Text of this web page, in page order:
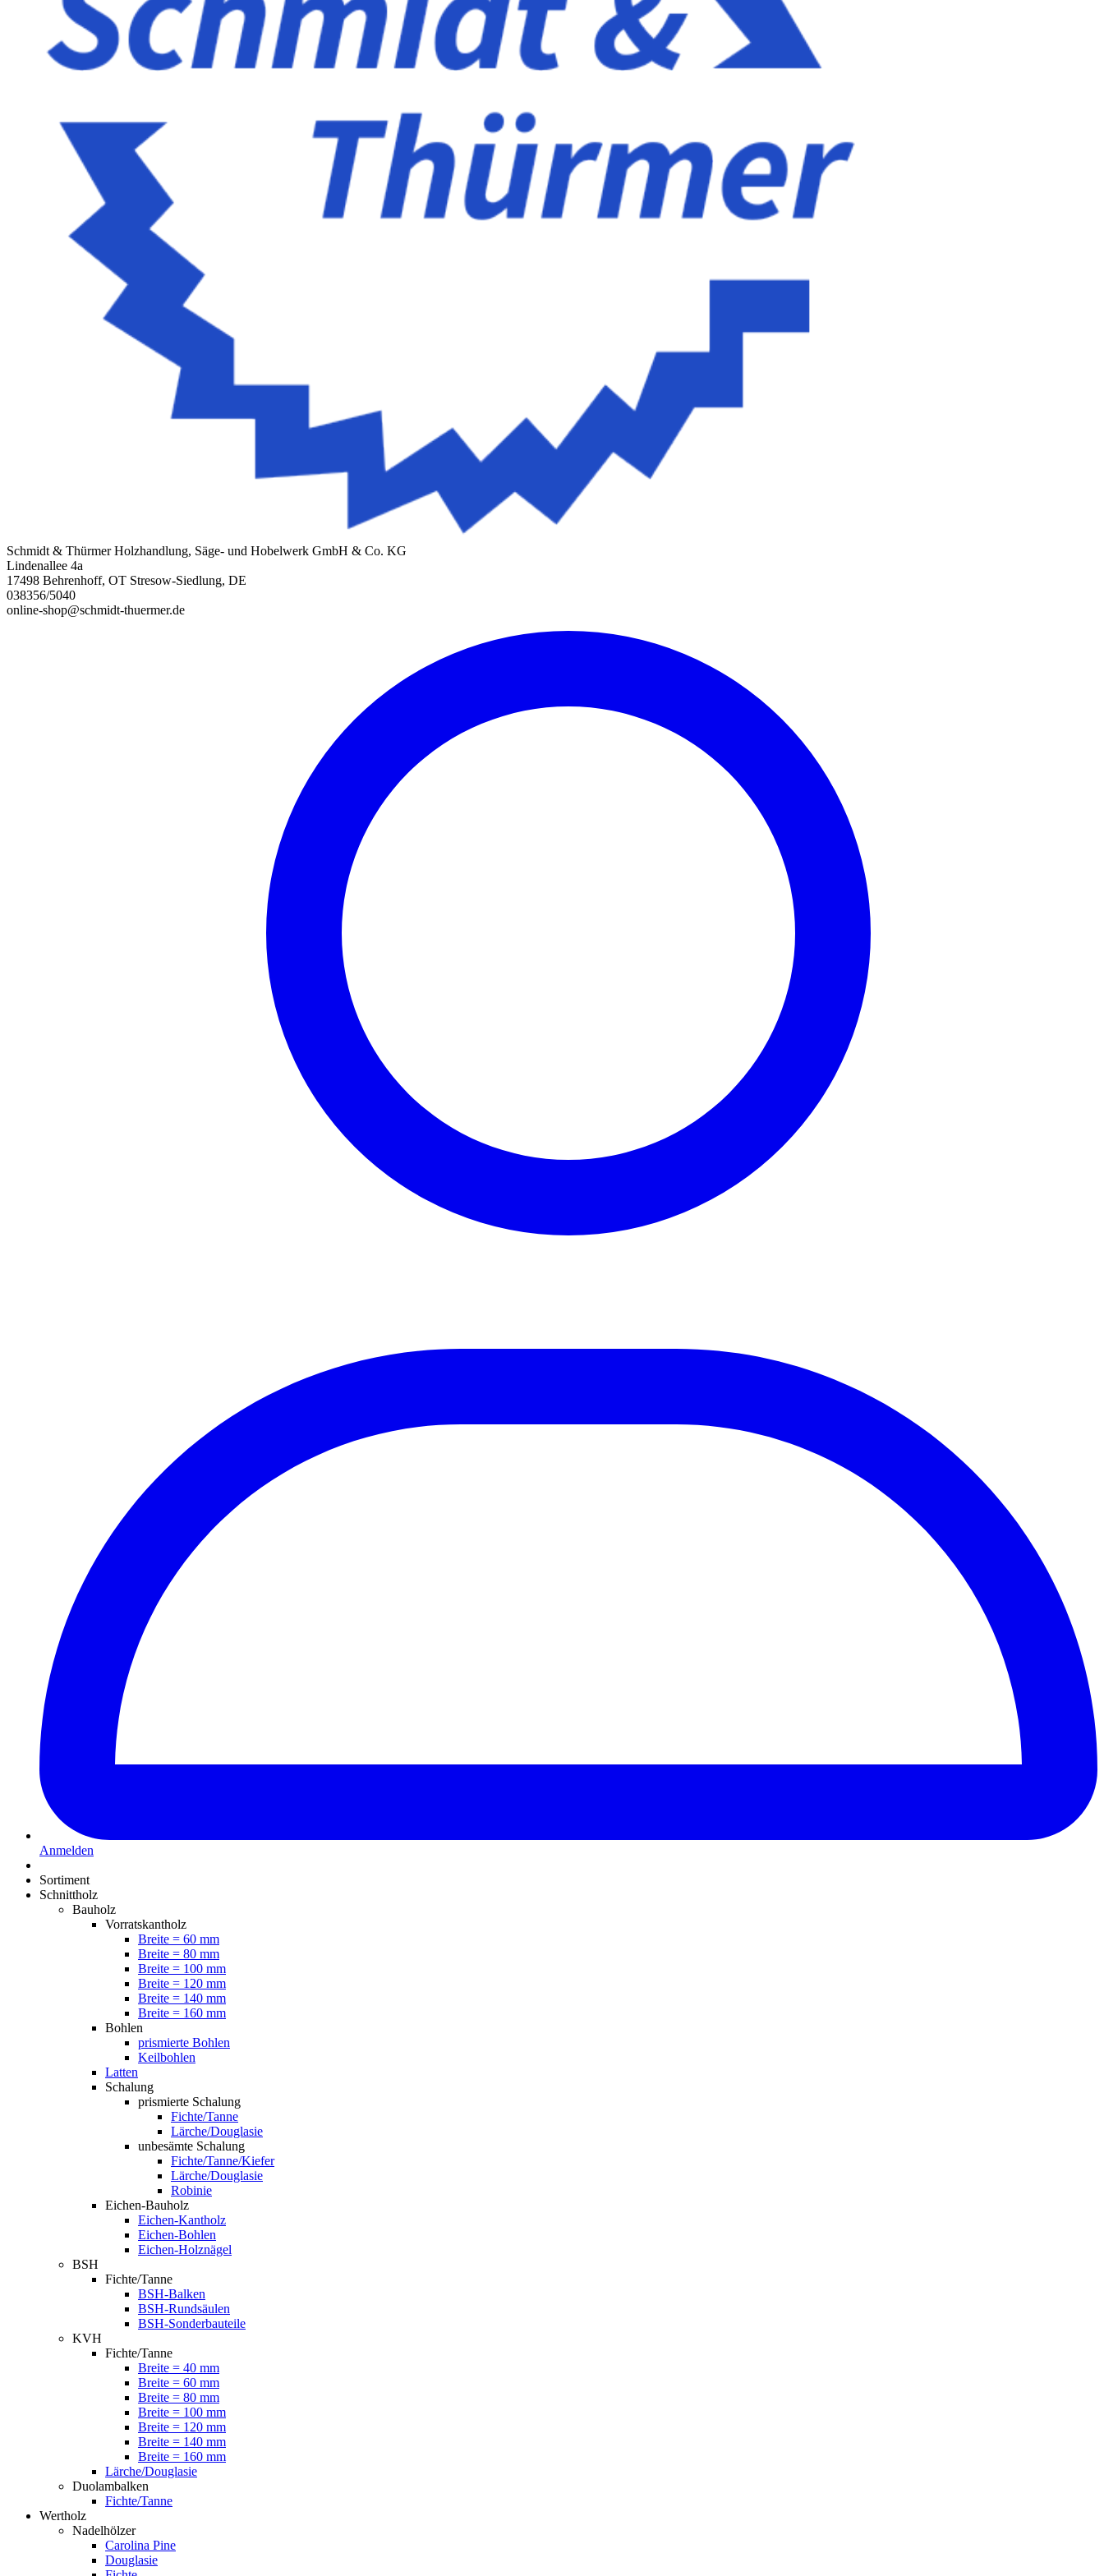
Schmidt & Thürmer Holzhandlung, Säge- und Hobelwerk GmbH & Co. KG
Lindenallee 4a
17498 Behrenhoff, OT Stresow-Siedlung, DE
038356/5040
online-shop@schmidt-thuermer.de
Anmelden
Sortiment
Schnittholz
Bauholz
Vorratskantholz
Breite = 60 mm
Breite = 80 mm
Breite = 100 mm
Breite = 120 mm
Breite = 140 mm
Breite = 160 mm
Bohlen
prismierte Bohlen
Keilbohlen
Latten
Schalung
prismierte Schalung
Fichte/Tanne
Lärche/Douglasie
unbesämte Schalung
Fichte/Tanne/Kiefer
Lärche/Douglasie
Robinie
Eichen-Bauholz
Eichen-Kantholz
Eichen-Bohlen
Eichen-Holznägel
BSH
Fichte/Tanne
BSH-Balken
BSH-Rundsäulen
BSH-Sonderbauteile
KVH
Fichte/Tanne
Breite = 40 mm
Breite = 60 mm
Breite = 80 mm
Breite = 100 mm
Breite = 120 mm
Breite = 140 mm
Breite = 160 mm
Lärche/Douglasie
Duolambalken
Fichte/Tanne
Wertholz
Nadelhölzer
Carolina Pine
Douglasie